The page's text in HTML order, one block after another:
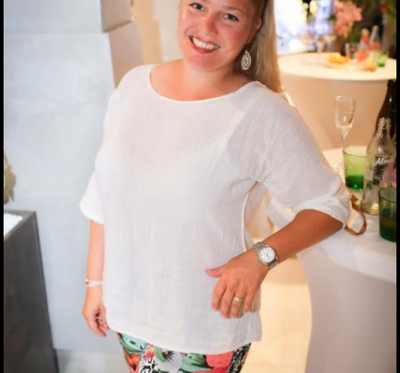
Zukunftstag 2026 der
Grazer Volkspartei
10.04.2026
Auftakt für den 27.
Steiermark-Frühling in
"der Grazer" lädt zum
Steiermark-Frühling
09.04.2026
Präsentation des